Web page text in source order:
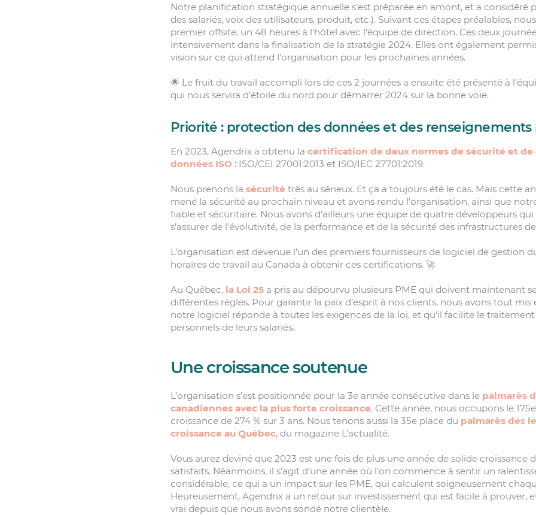
Notre planification stratégique annuelle s’est préparée en amont, et a considéré
des salariés, voix des utilisateurs, produit, etc.). Suivant ces étapes préalables,
premier offsite, un 48 heures à l’hôtel avec l’équipe de direction. Ces deux
intensivement dans la finalisation de la stratégie 2024. Elles ont également
vision sur ce qui attend l’organisation pour les prochaines années.
🌟 Le fruit du travail accompli lors de ces 2 journées a ensuite été présenté à
qui nous servira d’étoile du nord pour démarrer 2024 sur la bonne voie.
Priorité : protection des données et des renseignements
En 2023, Agendrix a obtenu la certification de deux normes de sécurité et
données ISO: ISO/CEI 27001:2013 et ISO/IEC 27701:2019.
Nous prenons la sécurité très au sérieux. Et ça a toujours été le cas. Mais cette
mené la sécurité au prochain niveau et avons rendu l’organisation, ainsi que
fiable et sécuritaire. Nous avons d’ailleurs une équipe de quatre développeurs qui
s’assurer de l’évolutivité, de la performance et de la sécurité des infrastructures
L’organisation est devenue l’un des premiers fournisseurs de logiciel de gestion
horaires de travail au Canada à obtenir ces certifications. 🚀
Au Québec, la Loi 25a pris au dépourvu plusieurs PME qui doivent maintenant
différentes règles. Pour garantir la paix d’esprit à nos clients, nous avons tout
notre logiciel réponde à toutes les exigences de la loi, et qu’il facilite le
personnels de leurs salariés.
Une croissance soutenue
L’organisation s’est positionnée pour la 3e année consécutive dans le palmarès
canadiennes avec la plus forte croissance. Cette année, nous occupons le
croissance de 274 % sur 3 ans. Nous tenons aussi la 35e place du palmarès des
croissance au Québec, du magazine L’actualité.
Vous aurez deviné que 2023 est une fois de plus une année de solide croissance
satisfaits. Néanmoins, il s’agit d’une année où l’on commence à sentir un
considérable, ce qui a un impact sur les PME, qui calculent soigneusement
Heureusement, Agendrix a un retour sur investissement qui est facile à prouver,
vrai depuis que nous avons sondé notre clientèle.